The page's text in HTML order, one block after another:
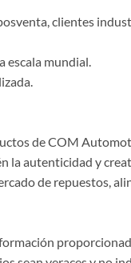
clientes
escala mundial.
de COM
la autenticidad y
de repuestos,